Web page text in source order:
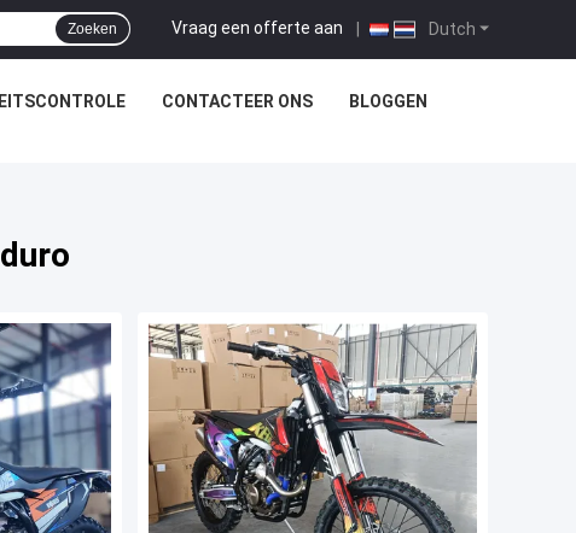
Dutch
Vraag een offerte aan |
Zoeken
CONTACTEER ONS BLOGGEN